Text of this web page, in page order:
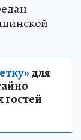
для
гостей